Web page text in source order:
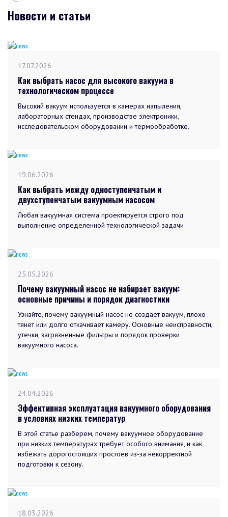
Новости и статьи
17.07.2026
Как выбрать насос для высокого вакуума в
технологическом процессе
Высокий вакуум используется в камерах напыления,
лабораторных стендах, производстве электроники,
исследовательском оборудовании и термообработке.
19.06.2026
Как выбрать между одноступенчатым и
двухступенчатым вакуумным насосом
Любая вакуумная система проектируется строго под
выполнение определенной технологической задачи
25.05.2026
Почему вакуумный насос не набирает вакуум:
основные причины и порядок диагностики
Узнайте, почему вакуумный насос не создает вакуум, плохо
тянет или долго откачивает камеру. Основные неисправности,
утечки, загрязненные фильтры и порядок проверки
вакуумного насоса.
24.04.2026
Эффективная эксплуатация вакуумного оборудования
в условиях низких температур
В этой статье разберем, почему вакуумное оборудование
при низких температурах требует особого внимания, и как
избежать дорогостоящих простоев из-за некорректной
подготовки к сезону.
18.03.2026